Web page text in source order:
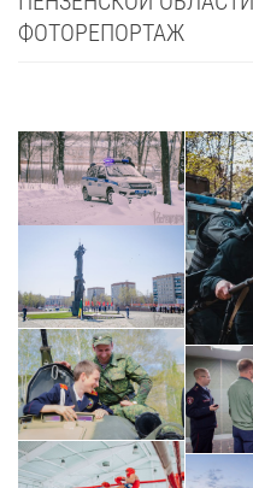
ФОТОРЕПОРТАЖ